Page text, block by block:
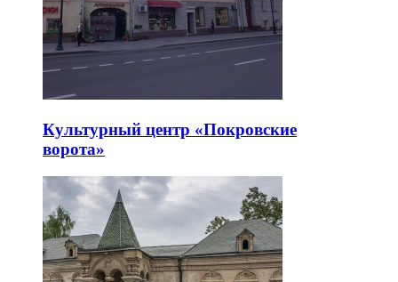
Культурный центр «Покровские
ворота»